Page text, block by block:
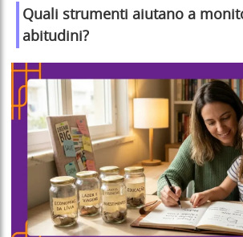
Quali strumenti aiutano a
abitudini?